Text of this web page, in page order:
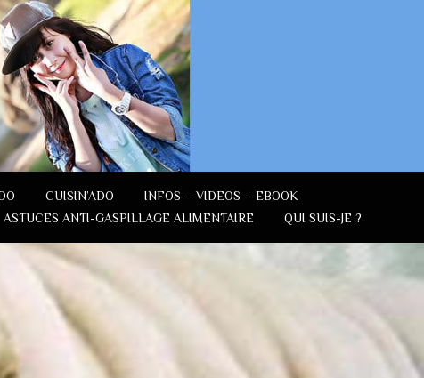
CUISIN’ADO
INFOS – VIDEOS – EBOOK
ASTUCES ANTI-GASPILLAGE ALIMENTAIRE QUI SUIS-JE ?